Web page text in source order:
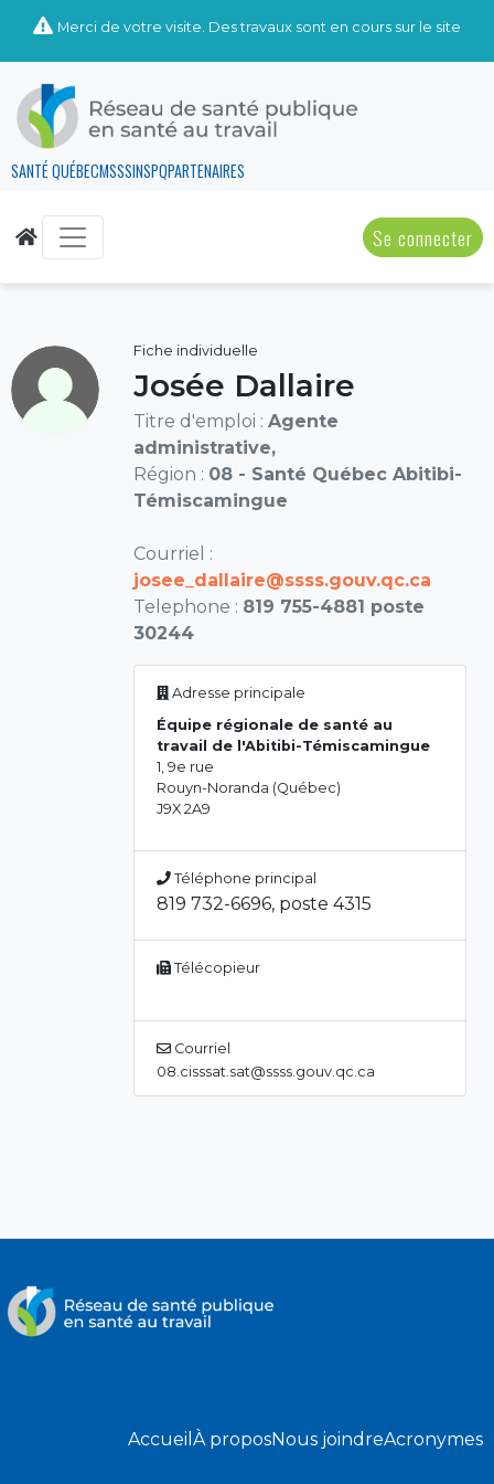
Merci de votre visite. Des travaux sont en cours sur le site
SANTÉ QUÉBECMSSSINSPQPARTENAIRES
Se connecter
Fiche individuelle
Josée Dallaire
Titre d'emploi : Agente
administrative,
Région : 08 - Santé Québec Abitibi-
Témiscamingue
Courriel :
josee_dallaire@ssss.gouv.qc.ca
Telephone : 819 755-4881 poste
30244
Adresse principale
Équipe régionale de santé au
travail de l'Abitibi-Témiscamingue
1, 9e rue
Rouyn-Noranda (Québec)
J9X 2A9
Téléphone principal
819 732-6696, poste 4315
Télécopieur
Courriel
08.cisssat.sat@ssss.gouv.qc.ca
Accueil À proposNous joindreAcronymes